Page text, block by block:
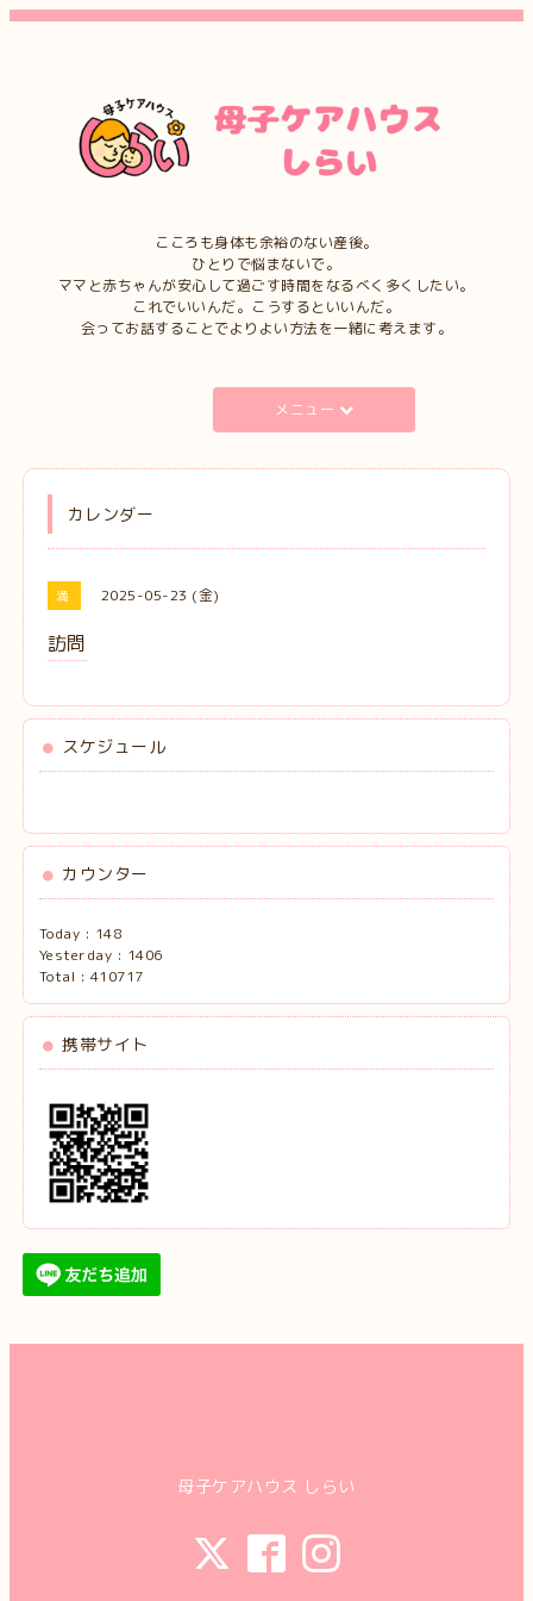
こころも身体も余裕のない産後。
ひとりで悩まないで。
ママと赤ちゃんが安心して過ごす時間をなるべく多くしたい。
これでいいんだ。こうするといいんだ。
会ってお話することでよりよい方法を一緒に考えます。
メニュー
カレンダー
満 2025-05-23 (金)
訪問
スケジュール
カウンター
Today : 148
Yesterday : 1406
Total : 410717
携帯サイト
母子ケアハウス しらい